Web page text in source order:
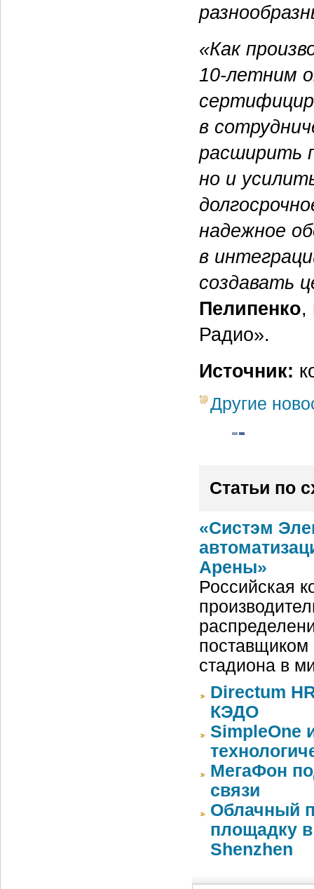
«Как
10-летним
в
расширить
но и
надежное
в
создавать
Пелипенко,
Радио».
Источник:
Другие
Статьи по
«Систэм
Арены»
Российская
поставщиком
стадиона в
Directum
КЭДО
SimpleOne
МегаФон
связи
Облачный
площадку в
Shenzhen